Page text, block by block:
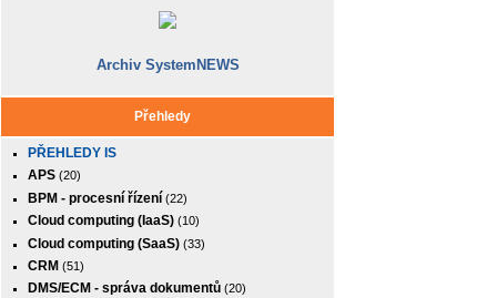
Archiv SystemNEWS
Přehledy
PŘEHLEDY IS
APS (20)
BPM - procesní řízení (22)
Cloud computing (IaaS) (10)
Cloud computing (SaaS) (33)
CRM (51)
DMS/ECM - správa dokumentů (20)